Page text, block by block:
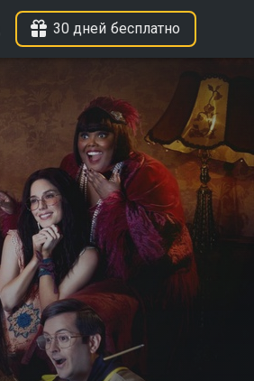
30 дней бесплатно